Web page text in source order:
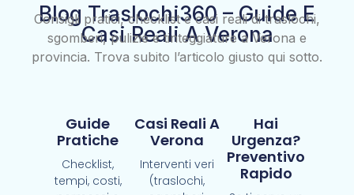
Blog Traslochi360 – Guide E
Casi Reali A Verona
Consigli pratici, checklist e casi reali di traslochi,
sgomberi, pulizie e tinteggiature a Verona e
provincia. Trova subito l’articolo giusto qui sotto.
Guide
Pratiche
Checklist,
tempi, costi,
Casi Reali A
Verona
Interventi veri
(traslochi,
Hai
Urgenza?
Preventivo
Rapido